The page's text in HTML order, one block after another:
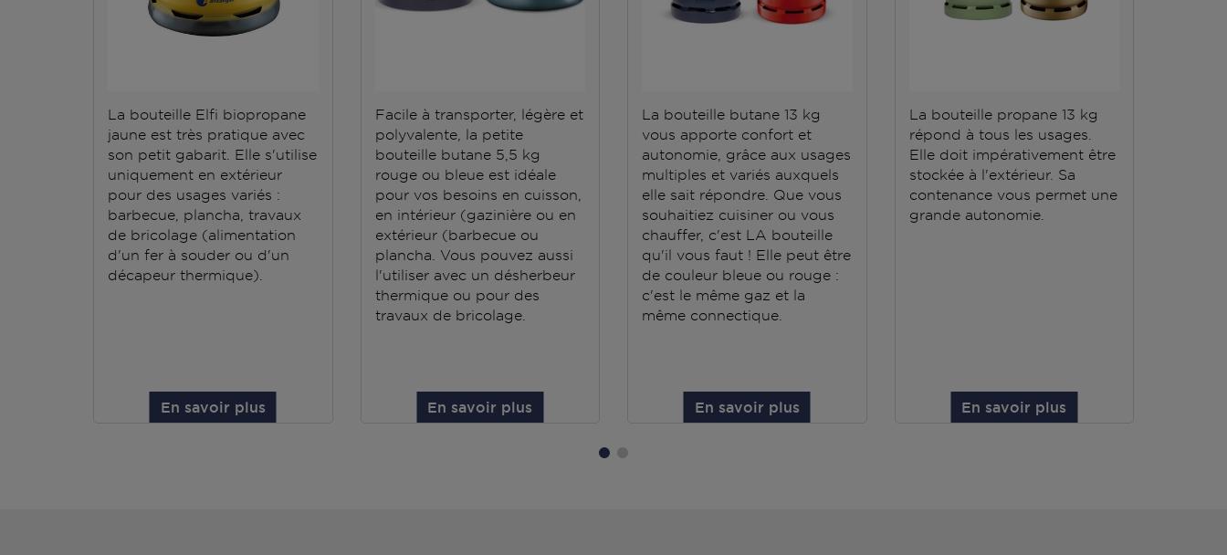
La bouteille Elfi biopropane
jaune est très pratique avec
son petit gabarit. Elle s'utilise
uniquement en extérieur
pour des usages variés :
barbecue, plancha, travaux
de bricolage (alimentation
d'un fer à souder ou d'un
décapeur thermique).
En savoir plus
Facile à transporter, légère et
polyvalente, la petite
bouteille butane 5,5 kg
rouge ou bleue est idéale
pour vos besoins en cuisson,
en intérieur (gazinière ou en
extérieur (barbecue ou
plancha. Vous pouvez aussi
l'utiliser avec un désherbeur
thermique ou pour des
travaux de bricolage.
En savoir plus
La bouteille butane 13 kg
vous apporte confort et
autonomie, grâce aux usages
multiples et variés auxquels
elle sait répondre. Que vous
souhaitiez cuisiner ou vous
chauffer, c'est LA bouteille
qu'il vous faut ! Elle peut être
de couleur bleue ou rouge :
c'est le même gaz et la
même connectique.
En savoir plus
La bouteille propane 13 kg
répond à tous les usages.
Elle doit impérativement être
stockée à l'extérieur. Sa
contenance vous permet une
grande autonomie.
En savoir plus